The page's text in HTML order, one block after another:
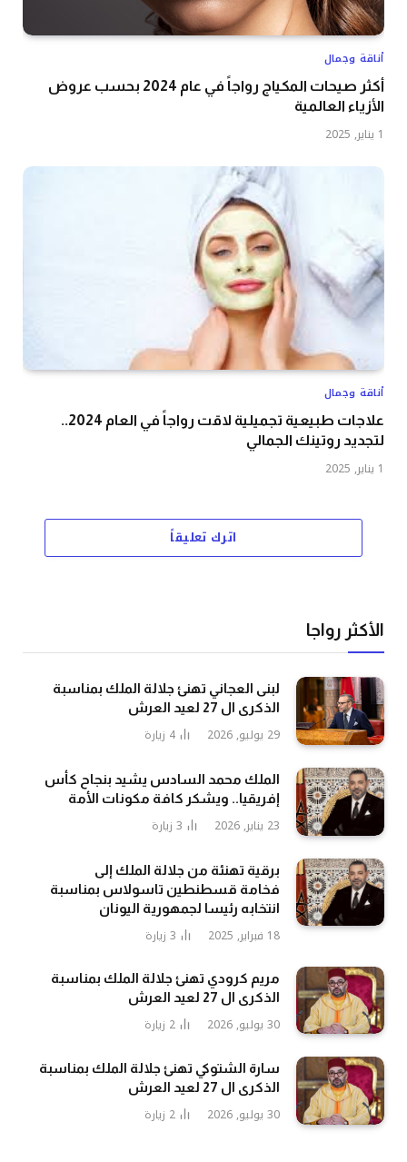
أناقة وجمال
أكثر صيحات المكياج رواجاً في عام 2024 بحسب عروض
الأزياء العالمية
1 يناير, 2025
أناقة وجمال
علاجات طبيعية تجميلية لاقت رواجاً في العام 2024..
لتجديد روتينك الجمالي
1 يناير, 2025
اترك تعليقاً
الأكثر رواجا
لبنى العجاني تهنئ جلالة الملك بمناسبة
الذكرى ال 27 لعيد العرش
29 يوليو, 2026 4 زيارة
الملك محمد السادس يشيد بنجاح كأس
إفريقيا.. ويشكر كافة مكونات الأمة
23 يناير, 2026 3 زيارة
برقية تهنئة من جلالة الملك إلى
فخامة قسطنطين تاسولاس بمناسبة
انتخابه رئيسا لجمهورية اليونان
18 فبراير, 2025 3 زيارة
مريم كرودي تهنئ جلالة الملك بمناسبة
الذكرى ال 27 لعيد العرش
30 يوليو, 2026 2 زيارة
سارة الشتوكي تهنئ جلالة الملك بمناسبة
الذكرى ال 27 لعيد العرش
30 يوليو, 2026 2 زيارة